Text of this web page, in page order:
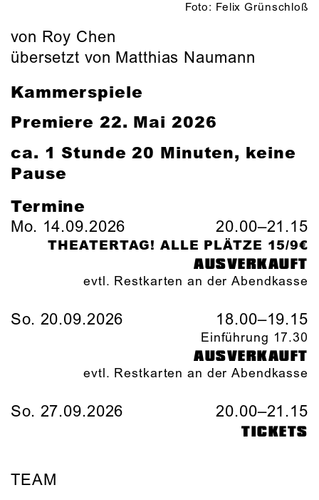
Foto: Felix Grünschloß
von Roy Chen
übersetzt von Matthias Naumann
Kammerspiele
Premiere 22. Mai 2026
ca. 1 Stunde 20 Minuten, keine
Pause
Termine
Mo. 14.09.2026 20.00–21.15
THEATERTAG! ALLE PLÄTZE 15/9€
AUSVERKAUFT
evtl. Restkarten an der Abendkasse
So. 20.09.2026 18.00–19.15
Einführung 17.30
AUSVERKAUFT
evtl. Restkarten an der Abendkasse
So. 27.09.2026 20.00–21.15
TICKETS
TEAM